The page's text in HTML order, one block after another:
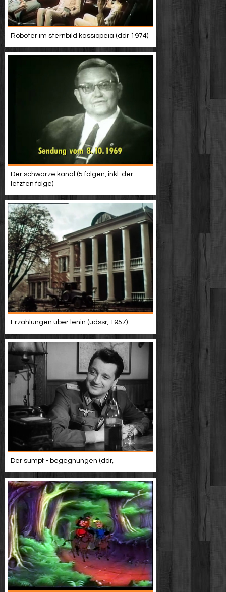
Roboter im sternbild kassiopeia (ddr 1974)
Der schwarze kanal (5 folgen, inkl. der
letzten folge)
Erzählungen über lenin (udssr, 1957)
Der sumpf - begegnungen (ddr,